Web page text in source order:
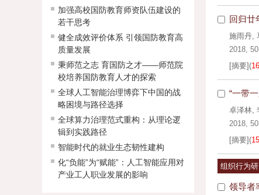
加强高校国防教育师资队伍建设的
若干思考
健全成效评价体系 引领国防教育高
质量发展
秉师范之志 育国防之才——师范院
校培养国防教育人才的探索
全球人工智能治理博弈下中国的战
略困境与路径选择
全球算力治理范式重构：从理论逻
辑到实践路径
智能时代的就业生态韧性建构
化“负能”为“赋能”：人工智能应用对
产业工人职业发展的影响
回归廿
施雨丹,
2018,
[摘要](
“一带
卓泽林,
2018,
[摘要](
组织行为
领导者